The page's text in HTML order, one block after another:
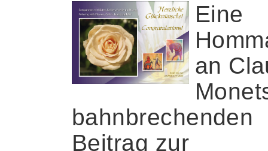
Eine
an
bahnbrechenden
Beitrag zur